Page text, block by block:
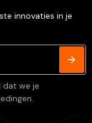
innovaties in je
dat we je